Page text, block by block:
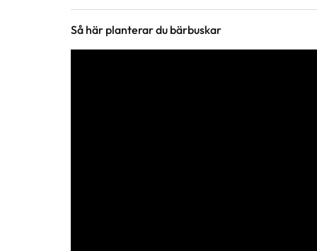
vitamin.
Så här planterar du bärbuskar